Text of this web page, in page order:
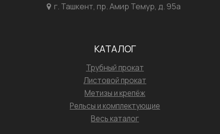
г. Ташкент, пр. Амир Темур, д. 95а
КАТАЛОГ
Трубный прокат
Листовой прокат
Метизы и крепёж
Рельсы и комплектующие
Весь каталог